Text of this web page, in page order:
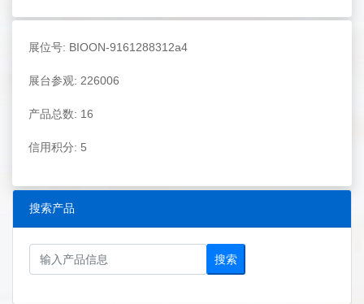
展位号: BIOON-9161288312a4
展台参观: 226006
产品总数: 16
信用积分: 5
搜索产品
搜索